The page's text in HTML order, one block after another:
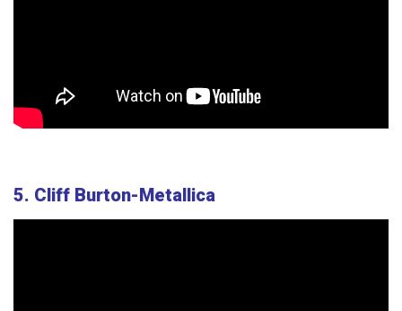
5. Cliff Burton-Metallica